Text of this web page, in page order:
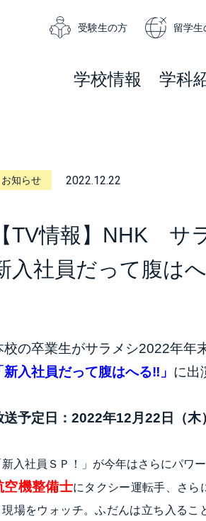
受験生の方 留学生
学校情報 学科
お知らせ 2022.12.22
【TV情報】NHK サ
入社員だって腹は
校の卒業生がサラメシ2022年年
新入社員だって腹はへる‼」 に出
送予定日：2022年12月22日（木
新入社員ＳＰ！」が今年はさらにパワー
空機整備士にタクシー運転手、さら
現場をウォッチ。ふだんは立ち入る